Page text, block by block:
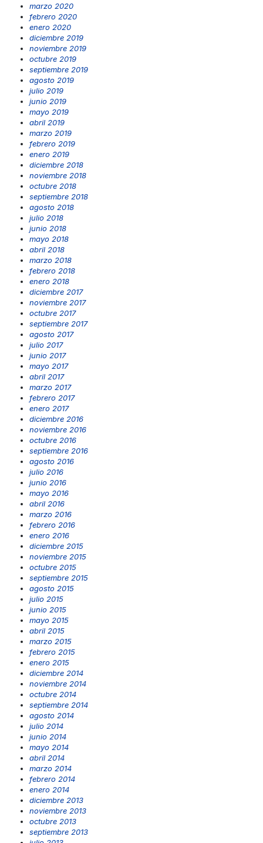
marzo 2020
febrero 2020
enero 2020
diciembre 2019
noviembre 2019
octubre 2019
septiembre 2019
agosto 2019
julio 2019
junio 2019
mayo 2019
abril 2019
marzo 2019
febrero 2019
enero 2019
diciembre 2018
noviembre 2018
octubre 2018
septiembre 2018
agosto 2018
julio 2018
junio 2018
mayo 2018
abril 2018
marzo 2018
febrero 2018
enero 2018
diciembre 2017
noviembre 2017
octubre 2017
septiembre 2017
agosto 2017
julio 2017
junio 2017
mayo 2017
abril 2017
marzo 2017
febrero 2017
enero 2017
diciembre 2016
noviembre 2016
octubre 2016
septiembre 2016
agosto 2016
julio 2016
junio 2016
mayo 2016
abril 2016
marzo 2016
febrero 2016
enero 2016
diciembre 2015
noviembre 2015
octubre 2015
septiembre 2015
agosto 2015
julio 2015
junio 2015
mayo 2015
abril 2015
marzo 2015
febrero 2015
enero 2015
diciembre 2014
noviembre 2014
octubre 2014
septiembre 2014
agosto 2014
julio 2014
junio 2014
mayo 2014
abril 2014
marzo 2014
febrero 2014
enero 2014
diciembre 2013
noviembre 2013
octubre 2013
septiembre 2013